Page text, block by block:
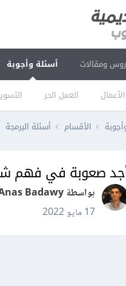
ومقالات أسئلة وأجوبة
العمل الحر
الأقسام أسئلة البرمجة
صعوبة في فهم
بواسطة Anas Badawy
17 مايو 2022